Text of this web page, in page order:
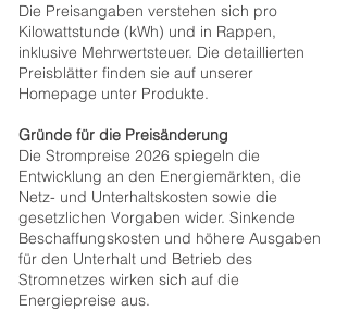
Die Preisangaben verstehen sich pro
Kilowattstunde (kWh) und in Rappen,
inklusive Mehrwertsteuer. Die detaillierten
Preisblätter finden sie auf unserer
Homepage unter Produkte.
Gründe für die Preisänderung
Die Strompreise 2026 spiegeln die
Entwicklung an den Energiemärkten, die
Netz- und Unterhaltskosten sowie die
gesetzlichen Vorgaben wider. Sinkende
Beschaffungskosten und höhere Ausgaben
für den Unterhalt und Betrieb des
Stromnetzes wirken sich auf die
Energiepreise aus.